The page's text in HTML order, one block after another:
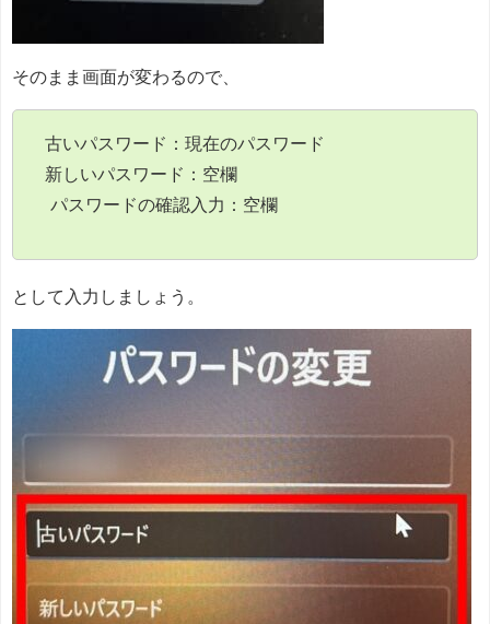
そのまま画面が変わるので、
古いパスワード：現在のパスワード
新しいパスワード：空欄
パスワードの確認入力：空欄
として入力しましょう。